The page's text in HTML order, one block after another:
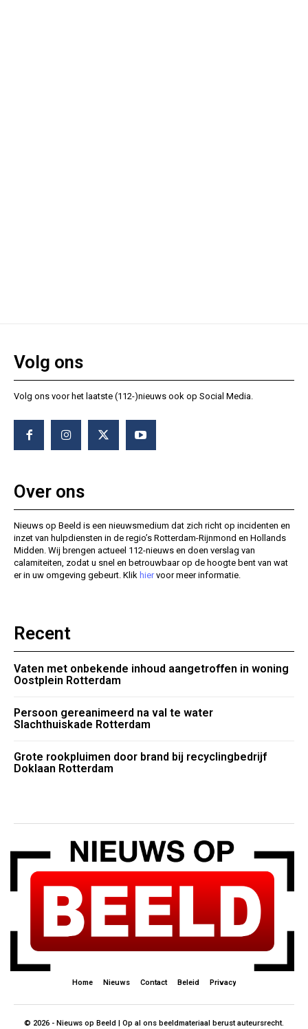
Volg ons
Volg ons voor het laatste (112-)nieuws ook op Social Media.
Over ons
Nieuws op Beeld is een nieuwsmedium dat zich richt op incidenten en
inzet van hulpdiensten in de regio’s Rotterdam-Rijnmond en Hollands
Midden. Wij brengen actueel 112-nieuws en doen verslag van
calamiteiten, zodat u snel en betrouwbaar op de hoogte bent van wat
er in uw omgeving gebeurt. Klik hiervoor meer informatie.
Recent
Vaten met onbekende inhoud aangetroffen in woning
Oostplein Rotterdam
Persoon gereanimeerd na val te water
Slachthuiskade Rotterdam
Grote rookpluimen door brand bij recyclingbedrijf
Doklaan Rotterdam
Home Nieuws Contact Beleid Privacy
© 2026 - Nieuws op Beeld | Op al ons beeldmateriaal berust auteursrecht.